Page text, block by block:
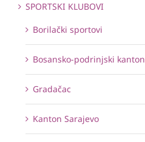
SPORTSKI KLUBOVI
Borilački sportovi
Bosansko-podrinjski kanton
Gradačac
Kanton Sarajevo